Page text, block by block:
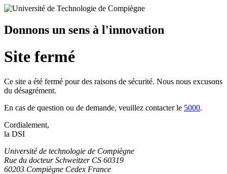
Donnons un sens à l'innovation
Site fermé
Ce site a été fermé pour des raisons de sécurité. Nous nous excusons
du désagrément.
En cas de question ou de demande, veuillez contacter le 5000.
Cordialement,
la DSI
Université de technologie de Compiègne
Rue du docteur Schweitzer CS 60319
60203 Compiègne Cedex France